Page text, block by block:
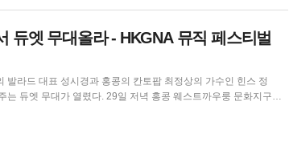
듀엣 무대올라 - HKGNA 뮤직 페스티벌
녁 홍콩 웨스트까우룽 문화지구
. 성시경은 '너의 모든 순간', '넌 감동이었어' 등 주옥같은 인기 발